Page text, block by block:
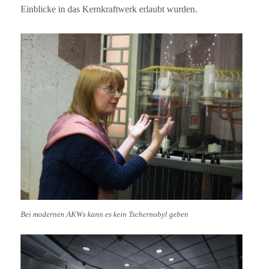
Einblicke in das Kernkraftwerk erlaubt wurden.
Bei modernen AKWs kann es kein Tschernobyl geben